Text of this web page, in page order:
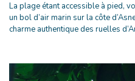
La plage étant accessible à pied,
un bol d’air marin sur la côte
charme authentique des ruelles